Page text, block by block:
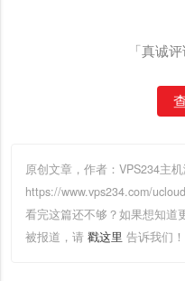
「真诚
原创文章，作者：VPS234主
https://www.vps234.com/
看完这篇还不够？如果想知道
被报道，请 戳这里 告诉我们！